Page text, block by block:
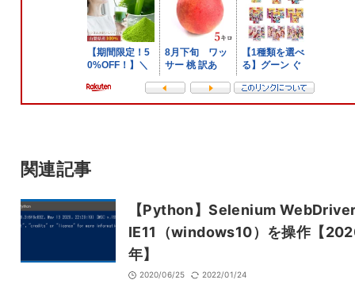
サイト
関連記事
【Python】Selenium
IE11（windows10）を操作【
年】
2020/06/25 2022/01/24